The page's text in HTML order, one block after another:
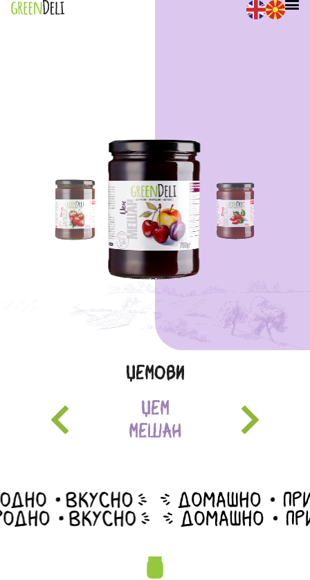
Џемови
ЏЕМ
МЕШАН